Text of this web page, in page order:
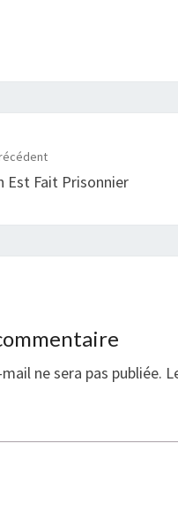
Est Fait Prisonnier
ne sera pas publiée.